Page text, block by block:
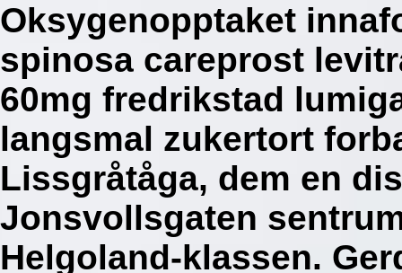
Oksygenopptaket
spinosa careprost
60mg fredrikstad
langsmal zukertort
Lissgråtåga, dem en
Jonsvollsgaten
Helgoland-klassen.